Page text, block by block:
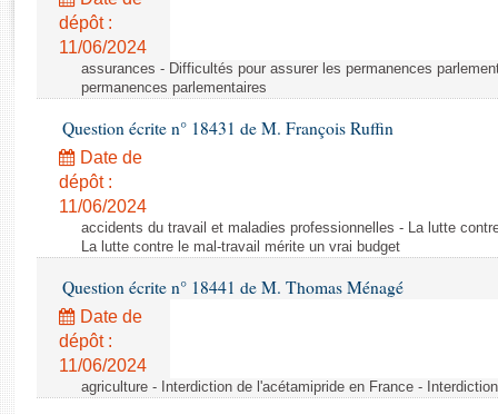
Rapports d'enquête
Rapports législatifs
Baromètre de l’application des lois
Dossiers législatifs
Budget et sécurité sociale
Questions écrites et orales
Comptes rendus des débats
dépôt :
11/06/2024
assurances - Difficultés pour assurer les permanences
permanences parlementaires
Question écrite n° 18431 de M. François Ruffin
Date de
dépôt :
11/06/2024
accidents du travail et maladies professionnelles - La lutte
La lutte contre le mal-travail mérite un vrai budget
Question écrite n° 18441 de M. Thomas Ménagé
Date de
dépôt :
11/06/2024
agriculture - Interdiction de l'acétamipride en France -